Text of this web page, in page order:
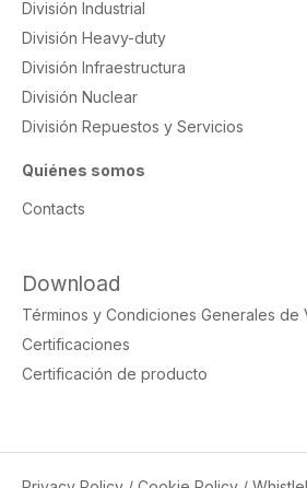
División Industrial
División Heavy-duty
División Infraestructura
División Nuclear
División Repuestos y Servicios
Quiénes somos
Contacts
Download
Términos y Condiciones Generales de
Certificaciones
Certificación de producto